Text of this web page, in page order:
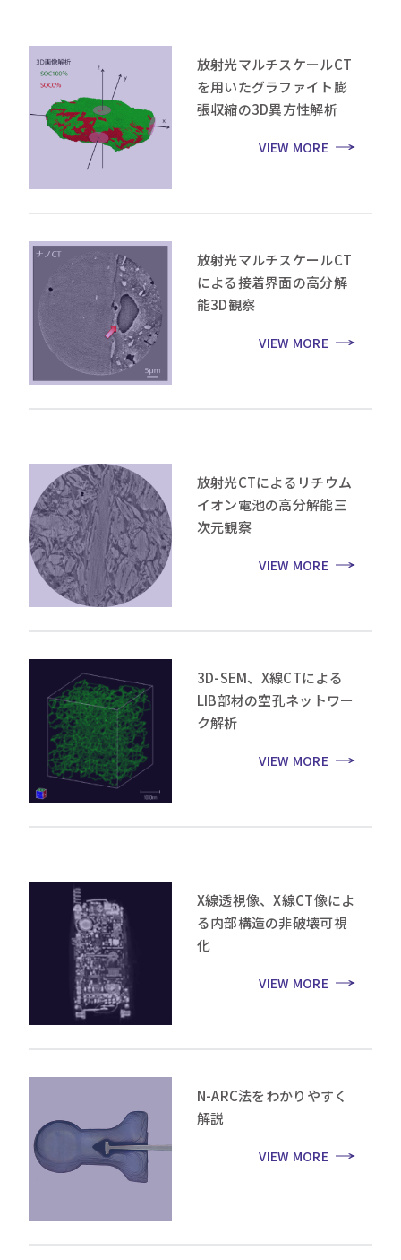
放射光マルチスケールCT
を用いたグラファイト膨
張収縮の3D異方性解析
VIEW MORE
放射光マルチスケールCT
による接着界面の高分解
能3D観察
VIEW MORE
放射光CTによるリチウム
イオン電池の高分解能三
次元観察
VIEW MORE
3D-SEM、X線CTによる
LIB部材の空孔ネットワー
ク解析
VIEW MORE
X線透視像、X線CT像によ
る内部構造の非破壊可視
化
VIEW MORE
N-ARC法をわかりやすく
解説
VIEW MORE